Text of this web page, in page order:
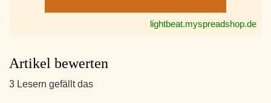
lightbeat.myspreadshop.de
Artikel bewerten
3 Lesern gefällt das